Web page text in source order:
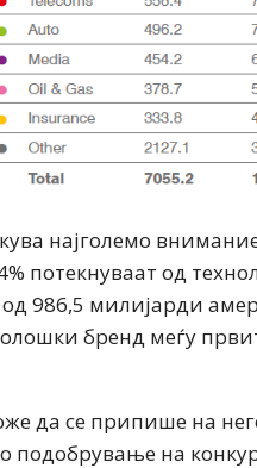
најголемо
потекнуваат од
986,5 милијарди
бренд меѓу
да се припише на
подобрување на